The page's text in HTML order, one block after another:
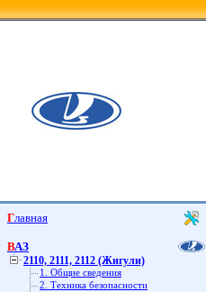
Главная
ВАЗ
2110, 2111, 2112 (Жигули)
1. Общие сведения
2. Техника безопасности